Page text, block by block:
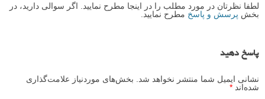
لطفا نظرتان در مورد مطلب را در اینجا مطرح نمایید. اگر سوالی دارید، در
بخش پرسش و پاسخ مطرح نمایید.
پاسخ دهید
نشانی ایمیل شما منتشر نخواهد شد.
بخش‌های موردنیاز علامت‌گذاری
شده‌اند *